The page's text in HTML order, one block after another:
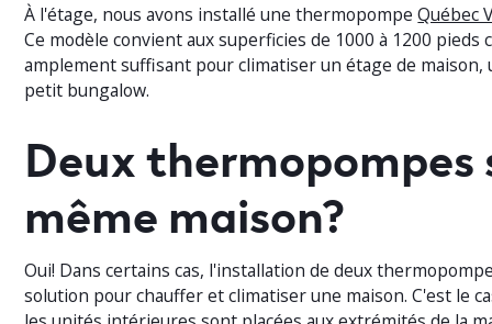
À l'étage, nous avons installé une thermopompeQuébec
Ce modèle convient aux superficies de 1000 à 1200 pieds
amplement suffisant pour climatiser un étage de maison,
petit bungalow.
Deux thermopompes
même maison?
Oui! Dans certains cas, l'installation de deux
solution pour chauffer et climatiser une maison. C'est le